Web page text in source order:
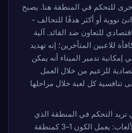
للتحكم في المنطقة هنا. يصبح
الذي يمتلك 7 موانئ نووية أو أكثر هدفًا للتحالف -
للتعاون ضد القائد. آلية
للاعبين المتأخرين؛ إنه تهديد
تدمير الميناء أنه يمكن
للزعيم من خلال العمل
تنافسية كل لعبة خلال مراحلها
تريد التحكم في المنطقة الذي
يزداد تعقيدًا دون تبديل الألعاب: يعمل الكون 1–3 كمنطقة